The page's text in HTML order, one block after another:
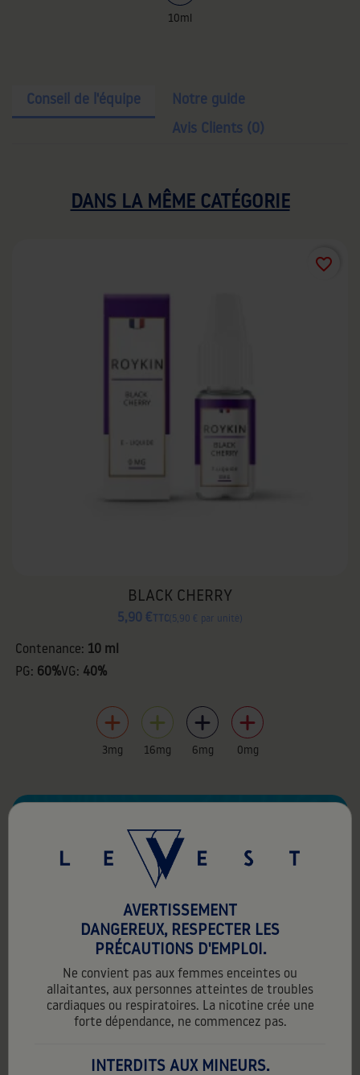
AVERTISSEMENT
DANGEREUX, RESPECTER LES
PRÉCAUTIONS D'EMPLOI.
Ne convient pas aux femmes enceintes ou
allaitantes, aux personnes atteintes de troubles
cardiaques ou respiratoires. La nicotine crée une
forte dépendance, ne commencez pas.
INTERDITS AUX MINEURS.
10ml
Conseil de l'équipe
Notre guide
Avis Clients (0)
DANS LA MÊME CATÉGORIE
BLACK CHERRY
5,90 € TTC 5,90 € par unité
Contenance: 10 ml
PG: 60%VG: 40%
3mg 16mg 6mg 0mg
favorite_border